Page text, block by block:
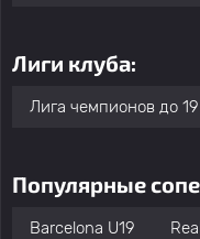
Лиги клуба:
Лига чемпионов до
Популярные
Barcelona U19